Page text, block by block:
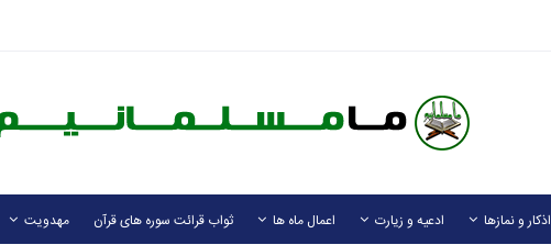
اذکار و نمازها ادعیه و زیارت اعمال ماه ها ثواب قرائت سوره های قرآن مهدویت